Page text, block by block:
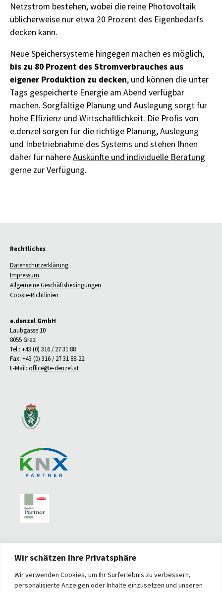
Wir schätzen Ihre Privatsphäre
Wir verwenden Cookies, um Ihr Surferlebnis zu verbessern,
personalisierte Anzeigen oder Inhalte einzusetzen und unseren
Netzstrom bestehen, wobei die reine Photovoltaik
üblicherweise nur etwa 20 Prozent des Eigenbedarfs
decken kann.
Neue Speichersysteme hingegen machen es möglich,
bis zu 80 Prozent des Stromverbrauches aus
eigener Produktion zu decken, und können die unter
Tags gespeicherte Energie am Abend verfügbar
machen. Sorgfältige Planung und Auslegung sorgt für
hohe Effizienz und Wirtschaftlichkeit. Die Profis von
e.denzel sorgen für die richtige Planung, Auslegung
und Inbetriebnahme des Systems und stehen Ihnen
daher für nähereAuskünfte und individuelle Beratung
gerne zur Verfügung.
Rechtliches
Datenschutzerklärung
Impressum
Allgemeine Geschäftsbedingungen
Cookie-Richtlinien
e.denzel GmbH
Laubgasse 10
8055 Graz
Tel.: +43 (0) 316 / 27 31 88
Fax: +43 (0) 316 / 27 31 88-22
E-Mail: office@e-denzel.at